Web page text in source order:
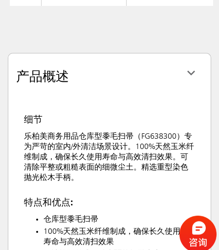
产品概述
细节
乐柏美商务用品仓库型黍毛扫帚（FG638300）专
为严苛的室内/外清洁场景设计。100%天然玉米纤
维制成，确保长久使用寿命与高效清扫效果。可
清除平整或粗糙表面的细微尘土。精选重型染色
抛光松木手柄。
特点和优点:
仓库型黍毛扫帚
100%天然玉米纤维制成，确保长久使用
寿命与高效清扫效果